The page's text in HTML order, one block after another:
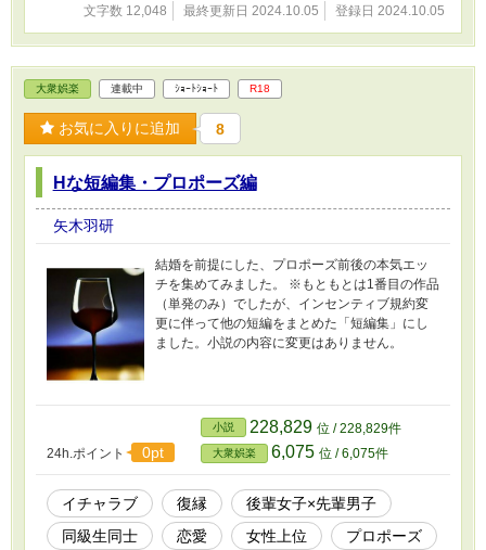
文字数 12,048 最終更新日 2024.10.05 登録日 2024.10.05
大衆娯楽 連載中 ｼｮｰﾄｼｮｰﾄ R18
お気に入りに追加 8
Hな短編集・プロポーズ編
矢木羽研
結婚を前提にした、プロポーズ前後の本気エッ
チを集めてみました。 ※もともとは1番目の作品
（単発のみ）でしたが、インセンティブ規約変
更に伴って他の短編をまとめた「短編集」にし
ました。小説の内容に変更はありません。
24h.ポイント 0pt
小説 228,829 位 / 228,829件
大衆娯楽 6,075 位 / 6,075件
イチャラブ 復縁
後輩女子×先輩男子
同級生同士
恋愛 女性上位
プロポーズ